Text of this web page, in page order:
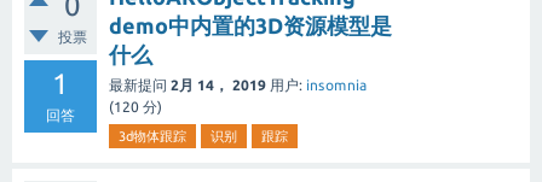
投票
1
回答
demo中内置的3D资源模型是
什么
最新提问 2月 14， 2019 用户: insomnia
(120 分)
3d物体跟踪 识别 跟踪